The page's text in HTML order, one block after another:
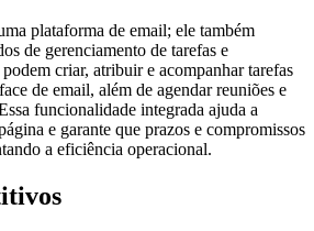
plataforma de email; ele também
de gerenciamento de tarefas e
criar, atribuir e acompanhar tarefas
de email, além de agendar reuniões e
funcionalidade integrada ajuda a
e garante que prazos e compromissos
a eficiência operacional.